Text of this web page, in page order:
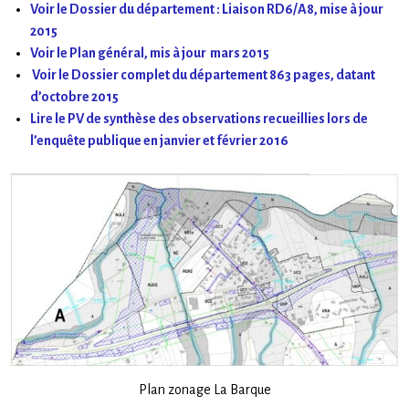
Voir le Dossier du département : Liaison RD6/A8, mise à jour
2015
Voir le Plan général, mis à jour mars 2015
Voir le Dossier complet du département 863 pages, datant
d’octobre 2015
Lire le PV de synthèse des observations recueillies lors de
l’enquête publique en janvier et février 2016
Plan zonage La Barque